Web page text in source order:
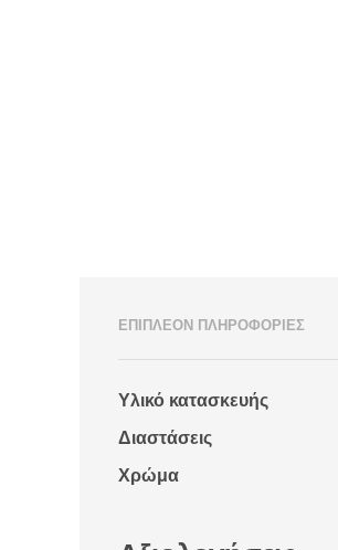
ΕΠΙΠΛΈΟΝ ΠΛΗΡΟΦΟΡΊΕΣ
Υλικό κατασκευής
Διαστάσεις
Χρώμα